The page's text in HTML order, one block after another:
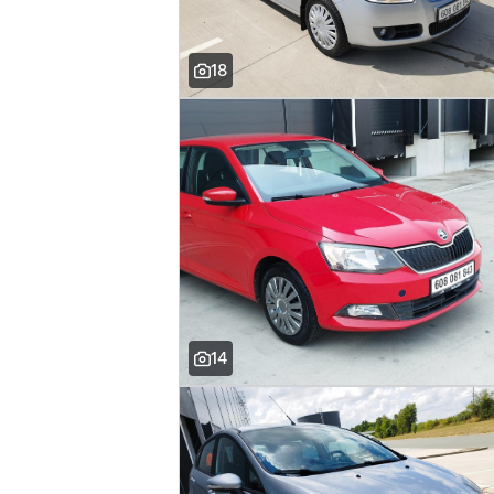
18
14